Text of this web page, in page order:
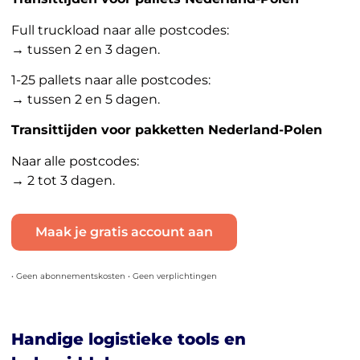
Full truckload naar alle postcodes:
→ tussen 2 en 3 dagen.
1-25 pallets naar alle postcodes:
→ tussen 2 en 5 dagen.
Transittijden voor pakketten Nederland-Polen
Naar alle postcodes:
→ 2 tot 3 dagen.
Maak je gratis account aan
• Geen abonnementskosten • Geen verplichtingen
Handige logistieke tools en